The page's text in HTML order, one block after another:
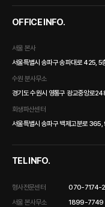
OFFICE INFO.
서울 본사
서울특별시 송파구 송파대로 425, 5
수원 분사무소
경기도 수원시 영통구 광교중앙로
회생파산센터
서울특별시 송파구 백제고분로 365,
TEL INFO.
형사전문센터
070-7174-
서울 본사무소
1899-7749